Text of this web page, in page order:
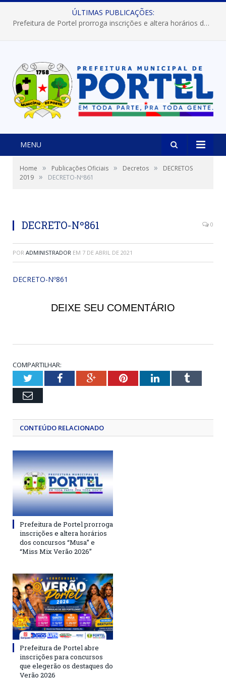
ÚLTIMAS PUBLICAÇÕES:
Prefeitura de Portel prorroga inscrições e altera horários dos concursos “Musa” e “Miss Mix Verão 2026”
MENU
Home » Publicações Oficiais » Decretos »
DECRETOS
2019 » DECRETO-Nº861
DECRETO-Nº861 0
POR ADMINISTRADOR EM 7 DE ABRIL DE 2021
DECRETO-Nº861
DEIXE SEU COMENTÁRIO
COMPARTILHAR:
TwitterFacebookGoogle+PinterestLinkedInTumblr
Email
CONTEÚDO RELACIONADO
Prefeitura de Portel prorroga
inscrições e altera horários
dos concursos “Musa” e
“Miss Mix Verão 2026”
Prefeitura de Portel abre
inscrições para concursos
que elegerão os destaques do
Verão 2026